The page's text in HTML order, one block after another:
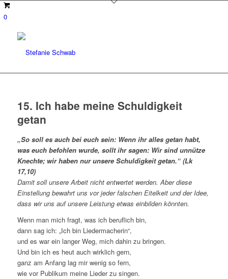
0
15. Ich habe meine Schuldigkeit
getan
„So soll es auch bei euch sein: Wenn ihr alles getan habt,
was euch befohlen wurde, sollt ihr sagen: Wir sind unnütze
Knechte; wir haben nur unsere Schuldigkeit getan.“ (Lk
17,10)
Damit soll unsere Arbeit nicht entwertet werden. Aber diese
Einstellung bewahrt uns vor jeder falschen Eitelkeit und der Idee,
dass wir uns auf unsere Leistung etwas einbilden könnten.
Wenn man mich fragt, was ich beruflich bin,
dann sag ich: „Ich bin Liedermacherin“,
und es war ein langer Weg, mich dahin zu bringen.
Und bin ich es heut auch wirklich gern,
ganz am Anfang lag mir wenig so fern,
wie vor Publikum meine Lieder zu singen.